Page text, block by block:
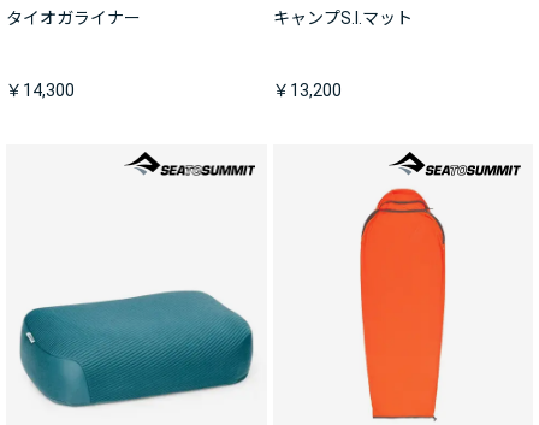
タイオガライナー
￥14,300
キャンプS.I.マット
￥13,200